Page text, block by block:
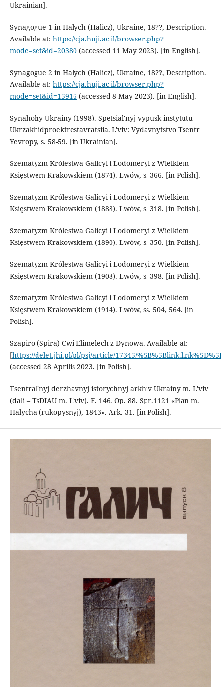
Ukrainian].
Synagogue 1 in Halych (Halicz), Ukraine, 18??, Description.
Available at: https://cja.huji.ac.il/browser.php?
mode=set&id=20380(accessed 11 May 2023). [in English].
Synagogue 2 in Halych (Halicz), Ukraine, 18??, Description.
Available at: https://cja.huji.ac.il/browser.php?
mode=set&id=15916 (accessed 8 May 2023). [in English].
Synahohy Ukrainy (1998). Spetsial'nyj vypusk instytutu
Ukrzakhidproektrestavratsiia. L'viv: Vydavnytstvo Tsentr
Yevropy, s. 58-59. [in Ukrainian].
Szematyzm Królestwa Galicyi i Lodomeryi z Wielkiem
Księstwem Krakowskiem (1874). Lwów, s. 366. [in Polish].
Szematyzm Królestwa Galicyi i Lodomeryi z Wielkiem
Księstwem Krakowskiem (1888). Lwów, s. 318. [in Polish].
Szematyzm Królestwa Galicyi i Lodomeryi z Wielkiem
Księstwem Krakowskiem (1890). Lwów, s. 350. [in Polish].
Szematyzm Królestwa Galicyi i Lodomeryi z Wielkiem
Księstwem Krakowskiem (1908). Lwów, s. 398. [in Polish].
Szematyzm Królestwa Galicyi i Lodomeryi z Wielkiem
Księstwem Krakowskiem (1914). Lwów, ss. 504, 564. [in
Polish].
Szapiro (Spira) Cwi Elimelech z Dynowa. Available at:
[https://delet.jhi.pl/pl/psj/article/17345/
(accessed 28 Aprilis 2023. [in Polish].
Tsentral'nyj derzhavnyj istorychnyj arkhiv Ukrainy m. L'viv
(dali – TsDIAU m. L'viv). F. 146. Op. 88. Spr.1121 «Plan m.
Halycha (rukopysnyj), 1843». Ark. 31. [in Polish].